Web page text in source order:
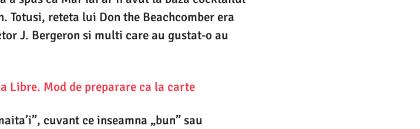
Totusi, reteta lui Don the Beachcomber era
J. Bergeron si multi care au gustat-o au
Libre. Mod de preparare ca la carte
cuvant ce inseamna „bun” sau